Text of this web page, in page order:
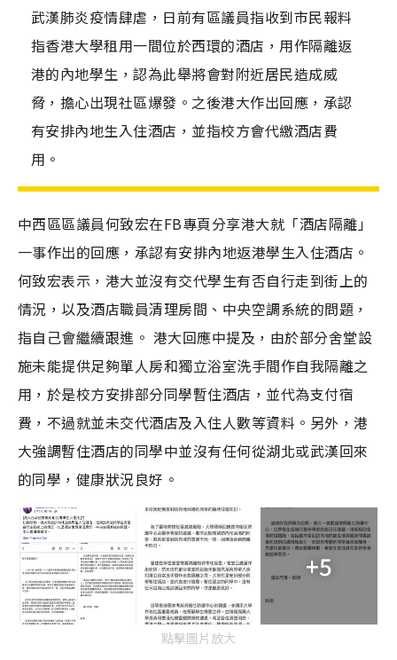
武漢肺炎疫情肆虐，日前有區議員指收到市民報料
指香港大學租用一間位於西環的酒店，用作隔離返
港的內地學生，認為此舉將會對附近居民造成威
脅，擔心出現社區爆發。之後港大作出回應，承認
有安排內地生入住酒店，並指校方會代繳酒店費
用。
中西區區議員何致宏在FB專頁分享港大就「酒店隔離」
一事作出的回應，承認有安排內地返港學生入住酒店。
何致宏表示，港大並沒有交代學生有否自行走到街上的
情況，以及酒店職員清理房間、中央空調系統的問題，
指自己會繼續跟進。 港大回應中提及，由於部分舍堂設
施未能提供足夠單人房和獨立浴室洗手間作自我隔離之
用，於是校方安排部分同學暫住酒店，並代為支付宿
費，不過就並未交代酒店及入住人數等資料。另外，港
大強調暫住酒店的同學中並沒有任何從湖北或武漢回來
的同學，健康狀況良好。
+5
點擊圖片放大